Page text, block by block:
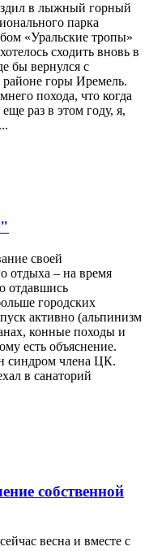
в лыжный горный
парка
«Уральские тропы»
сходить вновь в
бы вернулся с
районе горы Иремель.
похода, что когда
раз в этом году, я,
своей
отдыха – на время
отдавшись
городских
активно (альпинизм
конные походы и
есть объяснение.
синдром члена ЦК.
в санаторий
собственной
весна и вместе с